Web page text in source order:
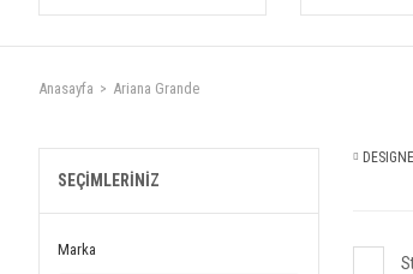
Anasayfa Ariana Grande
SEÇIMLERINIZ
Marka